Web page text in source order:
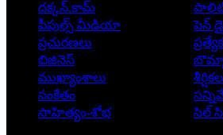
దక్కన్.కామ్
పీపుల్స్ ‌మీడియా
పెన్
ప్రచురణలు
బిజినెస్
బొమ్మా
ముఖ్యాంశాలు
సంకేతం
సాహిత్యం-శోభ
సిల్